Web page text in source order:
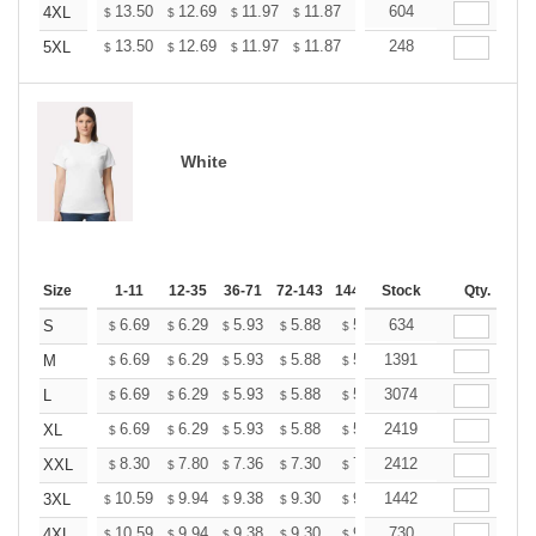
4XL $ 13.50 $ 12.69 $ 11.97 $ 11.87 11.66
604
5XL
$ 13.50 $ 12.69 $ 11.97 $ 11.87 11.66
248
White
Size 1-11 12-35 36-71 72-143 144-287 288 + More
Stock Qty.
S $ 6.69 $ 6.29 $ 5.93 $ 5.88 $ 5.78 $
634
M
$ 6.69 $ 6.29 $ 5.93 $ 5.88 $ 5.78 $5.73
1391
L
$ 6.69 $ 6.29 $ 5.93 $ 5.88 $ 5.78 $5.73
3074
XL
$ 6.69 $ 6.29 $ 5.93 $ 5.88 $ 5.78 $5.73
2419
XXL
$ 8.30 $ 7.80 $ 7.36 $ 7.30 $ 7.17 $7.11
2412
3XL
$ 10.59 $ 9.94 $ 9.38 $ 9.30 $ 9.14 $9.06
1442